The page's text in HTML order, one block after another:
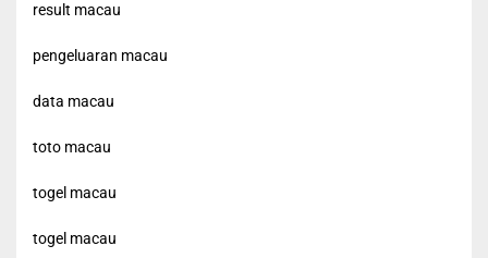
result macau
pengeluaran macau
data macau
toto macau
togel macau
togel macau